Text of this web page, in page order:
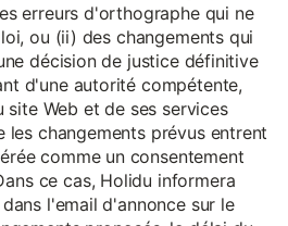
erreurs d'orthographe qui ne
ou (ii) des changements qui
décision de justice définitive
d'une autorité compétente,
Web et de ses services
les changements prévus entrent
comme un consentement
ce cas, Holidu informera
l'email d'annonce sur le